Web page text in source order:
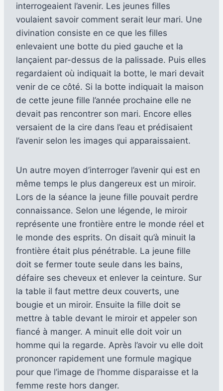
interrogeaient l’avenir. Les jeunes filles
voulaient savoir comment serait leur mari. Une
divination consiste en ce que les filles
enlevaient une botte du pied gauche et la
lançaient par-dessus de la palissade. Puis elles
regardaient où indiquait la botte, le mari devait
venir de ce côté. Si la botte indiquait la maison
de cette jeune fille l’année prochaine elle ne
devait pas rencontrer son mari. Encore elles
versaient de la cire dans l’eau et prédisaient
l’avenir selon les images qui apparaissaient.
Un autre moyen d’interroger l’avenir qui est en
même temps le plus dangereux est un miroir.
Lors de la séance la jeune fille pouvait perdre
connaissance. Selon une légende, le miroir
représente une frontière entre le monde réel et
le monde des esprits. On disait qu’à minuit la
frontière était plus pénétrable. La jeune fille
doit se fermer toute seule dans les bains,
défaire ses cheveux et enlever la ceinture. Sur
la table il faut mettre deux couverts, une
bougie et un miroir. Ensuite la fille doit se
mettre à table devant le miroir et appeler son
fiancé à manger. A minuit elle doit voir un
homme qui la regarde. Après l’avoir vu elle doit
prononcer rapidement une formule magique
pour que l’image de l’homme disparaisse et la
femme reste hors danger.